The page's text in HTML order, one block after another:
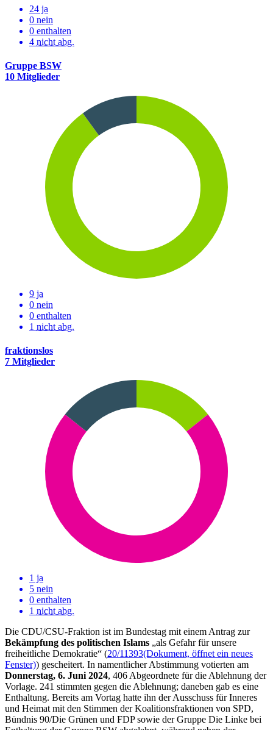
24 ja
0 nein
0 enthalten
4 nicht abg.
Gruppe BSW
10 Mitglieder
9 ja
0 nein
0 enthalten
1 nicht abg.
fraktionslos
7 Mitglieder
1 ja
5 nein
0 enthalten
1 nicht abg.
Die CDU/CSU-Fraktion ist im Bundestag mit einem Antrag zur
Bekämpfung des politischen Islams „als Gefahr für unsere
freiheitliche Demokratie“ (20/11393(Dokument, öffnet ein neues
Fenster)) gescheitert. In namentlicher Abstimmung votierten am
Donnerstag, 6. Juni 2024, 406 Abgeordnete für die Ablehnung der
Vorlage. 241 stimmten gegen die Ablehnung; daneben gab es eine
Enthaltung. Bereits am Vortag hatte ihn der Ausschuss für Inneres
und Heimat mit den Stimmen der Koalitionsfraktionen von SPD,
Bündnis 90/Die Grünen und FDP sowie der Gruppe Die Linke bei